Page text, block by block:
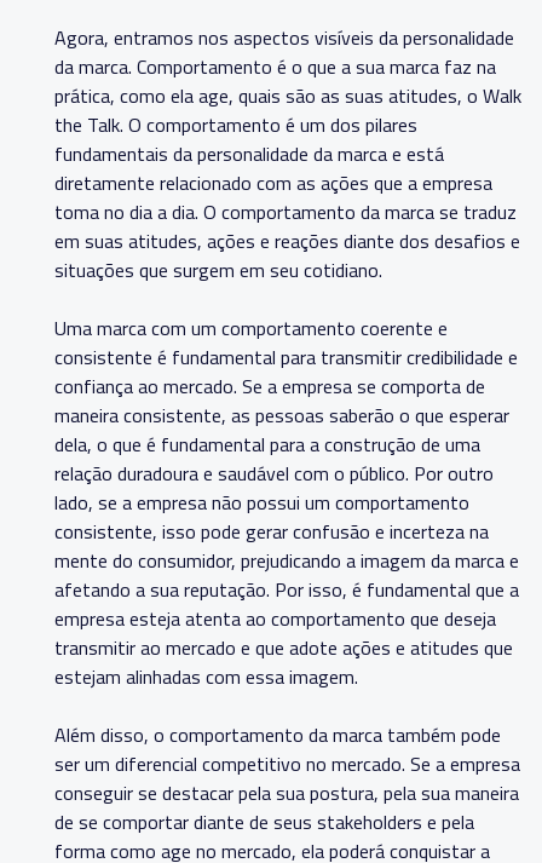
Agora, entramos nos aspectos visíveis da personalidade
da marca. Comportamento é o que a sua marca faz na
prática, como ela age, quais são as suas atitudes, o Walk
the Talk. O comportamento é um dos pilares
fundamentais da personalidade da marca e está
diretamente relacionado com as ações que a empresa
toma no dia a dia. O comportamento da marca se traduz
em suas atitudes, ações e reações diante dos desafios e
situações que surgem em seu cotidiano.
Uma marca com um comportamento coerente e
consistente é fundamental para transmitir credibilidade e
confiança ao mercado. Se a empresa se comporta de
maneira consistente, as pessoas saberão o que esperar
dela, o que é fundamental para a construção de uma
relação duradoura e saudável com o público. Por outro
lado, se a empresa não possui um comportamento
consistente, isso pode gerar confusão e incerteza na
mente do consumidor, prejudicando a imagem da marca e
afetando a sua reputação. Por isso, é fundamental que a
empresa esteja atenta ao comportamento que deseja
transmitir ao mercado e que adote ações e atitudes que
estejam alinhadas com essa imagem.
Além disso, o comportamento da marca também pode
ser um diferencial competitivo no mercado. Se a empresa
conseguir se destacar pela sua postura, pela sua maneira
de se comportar diante de seus stakeholders e pela
forma como age no mercado, ela poderá conquistar a